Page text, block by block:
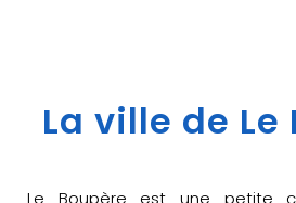
La ville de Le
Le Boupère est une petite